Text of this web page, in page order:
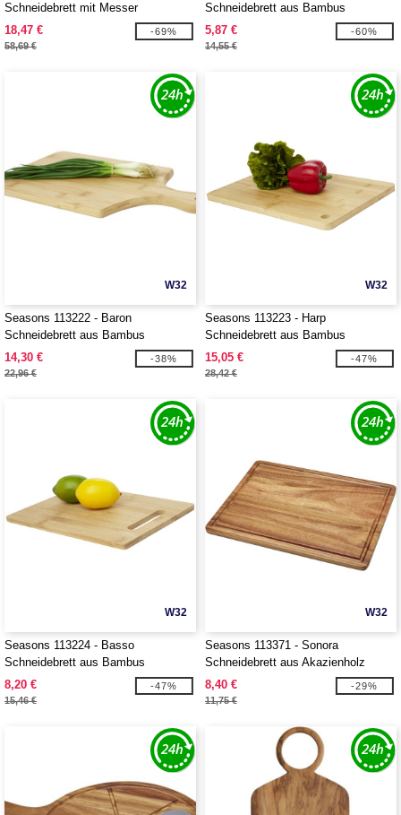
Schneidebrett mit Messer
18,47 €
58,69 €
-69%
Schneidebrett aus Bambus
5,87 €
14,55 €
-60%
W32
Seasons 113222 - Baron
Schneidebrett aus Bambus
14,30 €
22,96 €
-38%
W32
Seasons 113223 - Harp
Schneidebrett aus Bambus
15,05 €
28,42 €
-47%
W32
Seasons 113224 - Basso
Schneidebrett aus Bambus
8,20 €
15,46 €
-47%
W32
Seasons 113371 - Sonora
Schneidebrett aus Akazienholz
8,40 €
11,75 €
-29%